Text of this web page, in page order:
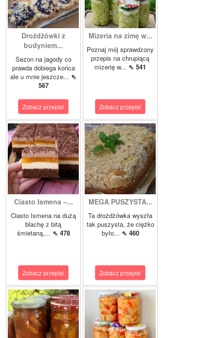
Drożdżówki z
budyniem...
Sezon na jagody co
prawda dobiega końca
ale u mnie jeszcze... ⇖
567
Zobacz przepis!
Mizeria na zimę w...
Poznaj mój sprawdzony
przepis na chrupiącą
mizerię w... ⇖ 541
Zobacz przepis!
Ciasto Ismena –...
Ciasto Ismena na dużą
blachę z bitą
śmietaną,... ⇖ 478
Zobacz przepis!
MEGA PUSZYSTA...
Ta drożdżówka wyszła
tak puszysta, że ciężko
było... ⇖ 460
Zobacz przepis!